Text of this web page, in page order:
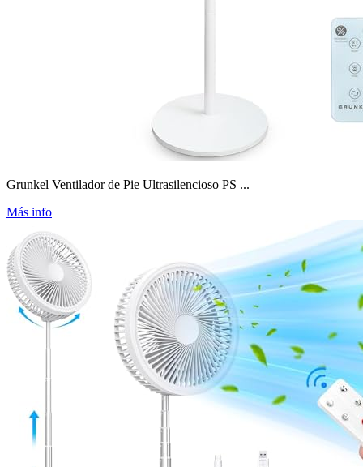
Grunkel Ventilador de Pie Ultrasilencioso PS ...
Más info